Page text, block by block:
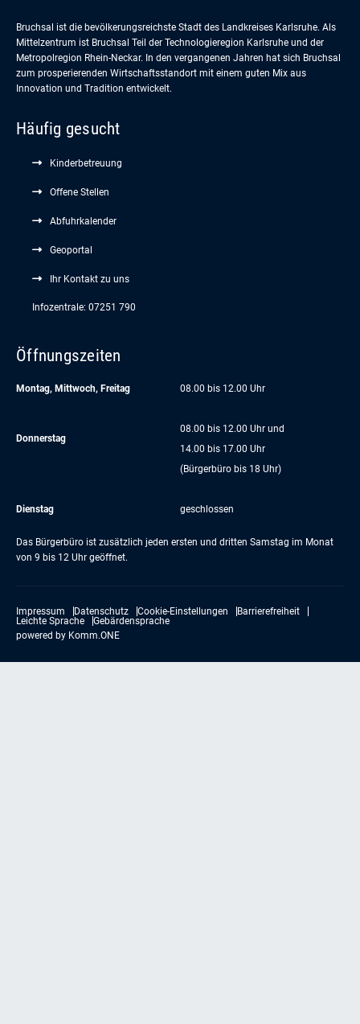
Bruchsal ist die bevölkerungsreichste Stadt des Landkreises Karlsruhe. Als
Mittelzentrum ist Bruchsal Teil der Technologieregion Karlsruhe und der
Metropolregion Rhein-Neckar. In den vergangenen Jahren hat sich Bruchsal
zum prosperierenden Wirtschaftsstandort mit einem guten Mix aus
Innovation und Tradition entwickelt.
Häufig gesucht
Kinderbetreuung
Offene Stellen
Abfuhrkalender
Geoportal
Ihr Kontakt zu uns
Infozentrale: 07251 790
Öffnungszeiten
Montag, Mittwoch, Freitag 08.00 bis 12.00 Uhr
Donnerstag
08.00 bis 12.00 Uhr und
14.00 bis 17.00 Uhr
(Bürgerbüro bis 18 Uhr)
Dienstag geschlossen
Das Bürgerbüro ist zusätzlich jeden ersten und dritten Samstag im Monat
von 9 bis 12 Uhr geöffnet.
Impressum Datenschutz Cookie-Einstellungen
Barrierefreiheit
Leichte Sprache
Gebärdensprache
powered by Komm.ONE